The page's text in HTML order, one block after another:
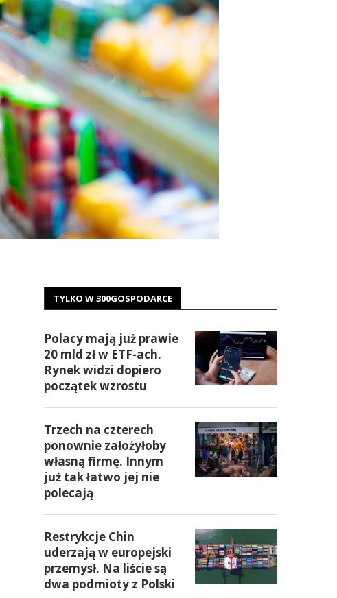
TYLKO W 300GOSPODARCE
Polacy mają już prawie
20 mld zł w ETF-ach.
Rynek widzi dopiero
początek wzrostu
Trzech na czterech
ponownie założyłoby
własną firmę. Innym
już tak łatwo jej nie
polecają
Restrykcje Chin
uderzają w europejski
przemysł. Na liście są
dwa podmioty z Polski